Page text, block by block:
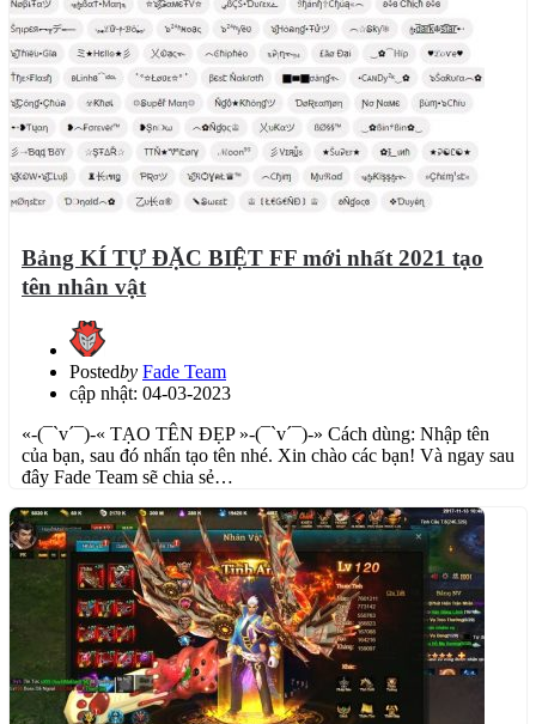
Bảng KÍ TỰ ĐẶC BIỆT FF mới nhất 2021 tạo
tên nhân vật
Postedby Fade Team
cập nhật: 04-03-2023
«-(¯`v´¯)-« TẠO TÊN ĐẸP »-(¯`v´¯)-» Cách dùng: Nhập tên
của bạn, sau đó nhấn tạo tên nhé. Xin chào các bạn! Và ngay sau
đây Fade Team sẽ chia sẻ…